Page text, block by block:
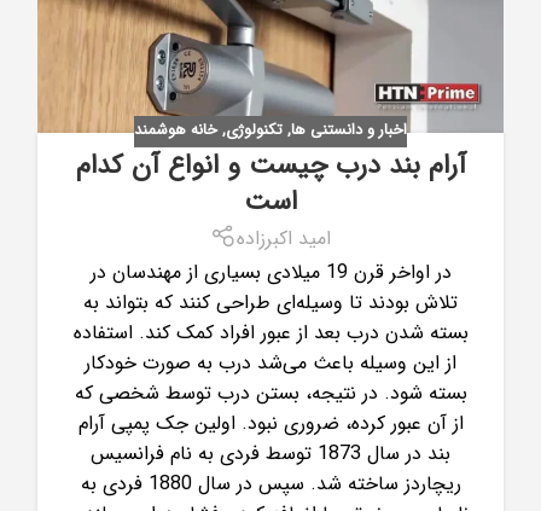
اخبار و دانستنی ها, تکنولوژی,خانه هوشمند
آرام بند درب چیست و انواع آن کدام
است
امید اکبرزاده
در اواخر قرن 19 میلادی بسیاری از مهندسان در
تلاش بودند تا وسیله‌ای طراحی کنند که بتواند به
بسته شدن درب بعد از عبور افراد کمک کند. استفاده
از این وسیله باعث می‌شد درب به صورت خودکار
بسته شود. در نتیجه، بستن درب توسط شخصی که
از آن عبور کرده، ضروری نبود. اولین جک پمپی آرام
بند در سال 1873 توسط فردی به نام فرانسیس
ریچاردز ساخته شد. سپس در سال 1880 فردی به